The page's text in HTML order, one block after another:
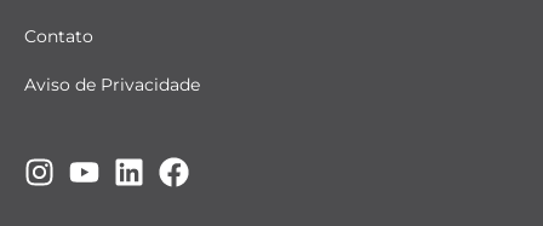
Contato
Aviso de Privacidade